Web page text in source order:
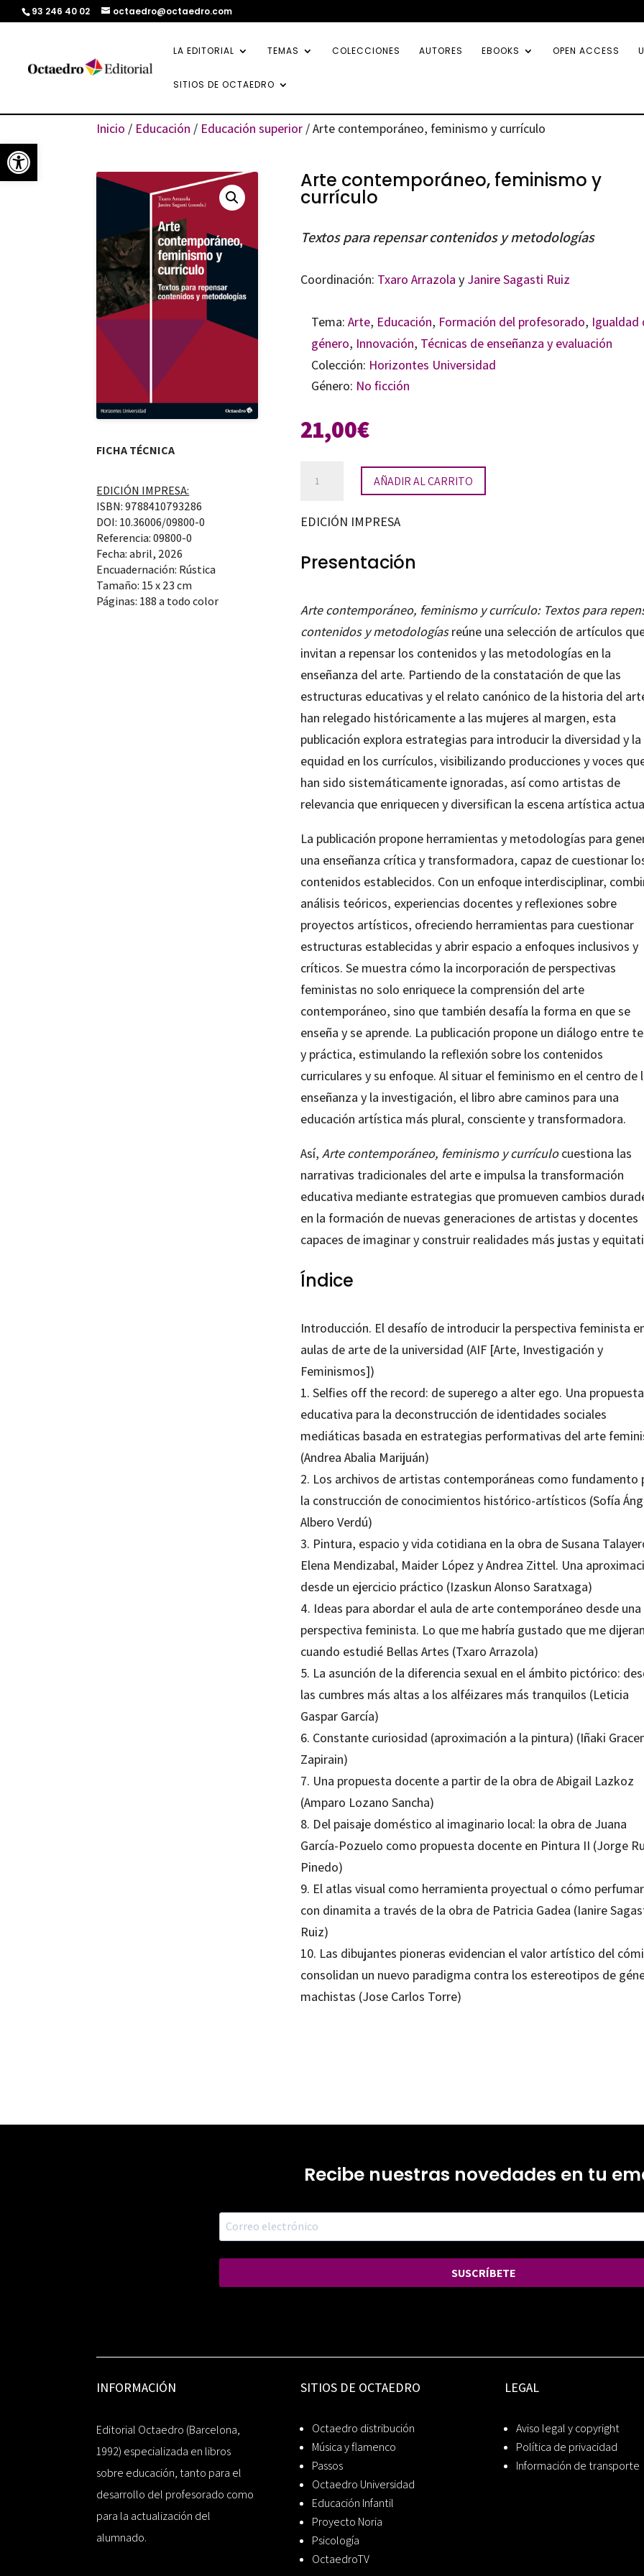
Abrir barra de herramientas
93 246 40 02 octaedro@octaedro.com
LA EDITORIAL TEMAS COLECCIONES AUTORES EBOOKS OPEN ACCESS
SITIOS DE OCTAEDRO
Inicio / Educación / Educación superior / Arte contemporáneo, feminismo y currículo
FICHA TÉCNICA
EDICIÓN IMPRESA:
ISBN: 9788410793286
DOI: 10.36006/09800-0
Referencia: 09800-0
Fecha: abril, 2026
Encuadernación: Rústica
Tamaño: 15 x 23 cm
Páginas: 188 a todo color
Arte contemporáneo, feminismo y
currículo
Textos para repensar contenidos y metodologías
Coordinación: Txaro Arrazola y Janire Sagasti Ruiz
Tema: Arte, Educación, Formación del profesorado, Igualdad
género, Innovación, Técnicas de enseñanza y evaluación
Colección: Horizontes Universidad
Género: No ficción
21,00€
contemporáneo,
feminismo
currículo
AÑADIR AL CARRITO
EDICIÓN IMPRESA
Presentación
Arte contemporáneo, feminismo y currículo: Textos para
contenidos y metodologíasreúne una selección de artículos
invitan a repensar los contenidos y las metodologías en la
enseñanza del arte. Partiendo de la constatación de que las
estructuras educativas y el relato canónico de la historia del
han relegado históricamente a las mujeres al margen, esta
publicación explora estrategias para introducir la diversidad y la
equidad en los currículos, visibilizando producciones y voces
han sido sistemáticamente ignoradas, así como artistas de
relevancia que enriquecen y diversifican la escena artística
La publicación propone herramientas y metodologías para
una enseñanza crítica y transformadora, capaz de cuestionar
contenidos establecidos. Con un enfoque interdisciplinar,
análisis teóricos, experiencias docentes y reflexiones sobre
proyectos artísticos, ofreciendo herramientas para cuestionar
estructuras establecidas y abrir espacio a enfoques inclusivos y
críticos. Se muestra cómo la incorporación de perspectivas
feministas no solo enriquece la comprensión del arte
contemporáneo, sino que también desafía la forma en que se
enseña y se aprende. La publicación propone un diálogo entre
y práctica, estimulando la reflexión sobre los contenidos
curriculares y su enfoque. Al situar el feminismo en el centro de
enseñanza y la investigación, el libro abre caminos para una
educación artística más plural, consciente y transformadora.
Así, Arte contemporáneo, feminismo y currículocuestiona las
narrativas tradicionales del arte e impulsa la transformación
educativa mediante estrategias que promueven cambios
en la formación de nuevas generaciones de artistas y docentes
capaces de imaginar y construir realidades más justas y
Índice
Introducción. El desafío de introducir la perspectiva feminista
aulas de arte de la universidad (AIF [Arte, Investigación y
Feminismos])
1. Selfies off the record: de superego a alter ego. Una propuesta
educativa para la deconstrucción de identidades sociales
mediáticas basada en estrategias performativas del arte
(Andrea Abalia Marijuán)
2. Los archivos de artistas contemporáneas como fundamento
la construcción de conocimientos histórico-artísticos (Sofía
Albero Verdú)
3. Pintura, espacio y vida cotidiana en la obra de Susana
Elena Mendizabal, Maider López y Andrea Zittel. Una
desde un ejercicio práctico (Izaskun Alonso Saratxaga)
4. Ideas para abordar el aula de arte contemporáneo desde una
perspectiva feminista. Lo que me habría gustado que me dijeran
cuando estudié Bellas Artes (Txaro Arrazola)
5. La asunción de la diferencia sexual en el ámbito pictórico:
las cumbres más altas a los alféizares más tranquilos (Leticia
Gaspar García)
6. Constante curiosidad (aproximación a la pintura) (Iñaki
Zapirain)
7. Una propuesta docente a partir de la obra de Abigail Lazkoz
(Amparo Lozano Sancha)
8. Del paisaje doméstico al imaginario local: la obra de Juana
García-Pozuelo como propuesta docente en Pintura II (Jorge
Pinedo)
9. El atlas visual como herramienta proyectual o cómo
con dinamita a través de la obra de Patricia Gadea (Ianire
Ruiz)
10. Las dibujantes pioneras evidencian el valor artístico del
consolidan un nuevo paradigma contra los estereotipos de
machistas (Jose Carlos Torre)
Recibe nuestras novedades en tu
SUSCRÍBETE
INFORMACIÓN
Editorial Octaedro (Barcelona,
1992) especializada en libros
sobre educación, tanto para el
desarrollo del profesorado como
para la actualización del
alumnado.
SITIOS DE OCTAEDRO
Octaedro distribución
Música y flamenco
Passos
Octaedro Universidad
Educación Infantil
Proyecto Noria
Psicología
OctaedroTV
LEGAL
Aviso legal y copyright
Política de privacidad
Información de transporte